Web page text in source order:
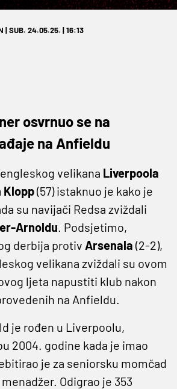
| SUB. 24.05.25. | 16:13
osvrnuo se na
na Anfieldu
velikana Liverpoola
Klopp(57) istaknuo je kako je
su navijači Redsa zviždali
Arnoldu. Podsjetimo,
derbija protiv Arsenala (2-2),
velikana zviždali su ovom
ljeta napustiti klub nakon
na Anfieldu.
je rođen u Liverpoolu,
2004. godine kada je imao
je za seniorsku momčad
Odigrao je 353